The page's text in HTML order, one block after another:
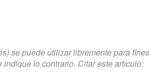
se puede utilizar libremente para fines
lo contrario. Citar este artículo: